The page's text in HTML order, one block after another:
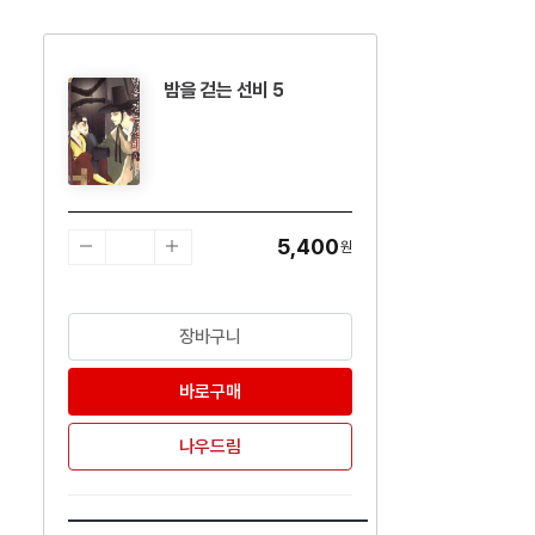
밤을 걷는 선비 5
5,400원
장바구니
바로구매
나우드림